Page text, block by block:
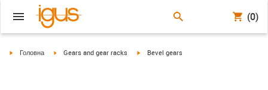
(0)
igus-icon-arrow-right
Головна igus-icon-arrow-right
Gears and gear racks igus-icon-arrow-right
Bevel gears